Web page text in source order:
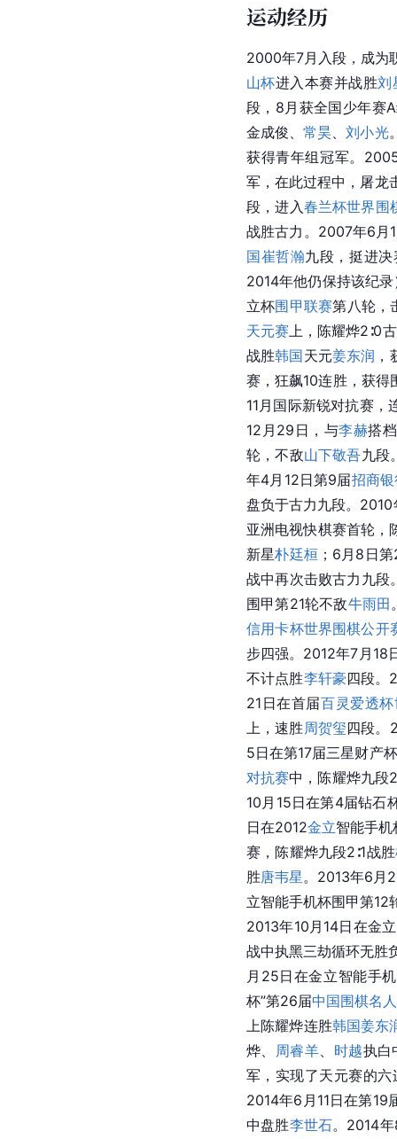
运动经历
2000年7月入段，成为
山杯进入本赛并战胜刘
段，8月获全国少年赛
金成俊 、常昊 、刘小光
获得青年组冠军。
军，在此过程中，屠龙
段，进入春兰杯世界围
战胜古力。2007年6月
国崔哲瀚九段，挺进
2014年他仍保持该纪
立杯围甲联赛第八轮，
天元赛 上，陈耀烨2∶0
战胜韩国天元姜东润
赛，狂飙10连胜，获得
11月国际新锐对抗赛，
12月29日，与李赫搭
轮，不敌山下敬吾九段
年4月12日第9届招商
盘负于古力九段。
亚洲电视快棋赛首轮，
新星朴廷桓 ；6月8日
战中再次击败古力九
围甲第21轮不敌牛雨田
信用卡杯世界围棋公开
步四强。2012年7月18
不计点胜李轩豪四段。
21日在首届百灵爱透
上，速胜 周贺玺四段。
5日在第17届三星财产
对抗赛中，陈耀烨九段
10月15日在第4届钻石
日在2012金立智能手机
赛，陈耀烨九段2∶1战胜
胜唐韦星 。2013年6月
立智能手机杯围甲第
2013年10月14日在金
战中执黑三劫循环无胜
月25日在金立智能手
杯”第26届中国围棋名
上陈耀烨连胜韩国姜东
烨、
周睿羊 时越执白
军，实现了天元赛的
2014年6月11日在第19
中盘胜李世石。2014